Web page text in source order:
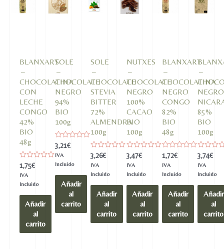
BLANXART
–
CHOCOLATINA
CON
LECHE
CONGO
42%
BIO
48g
Valorado
en
0
de
1,75€
IVA
Incluido
Añadir
al
carrito
SOLE
–
CHOCOLATE
NEGRO
94%
BIO
100g
Valorado
en
0
de
3,21€
IVA
Incluido
Añadir
al
carrito
SOLE
–
CHOCOLATE
STEVIA
BITTER
72%
ALMENDRA
100g
Valorado
en
0
de
3,26€
IVA
Incluido
Añadir
al
carrito
NUTXES
–
CHOCOLATE
NEGRO
100%
CACAO
BIO
100g
Valorado
en
0
de
3,47€
IVA
Incluido
Añadir
al
carrito
BLANXART
–
CHOCOLATINA
NEGRO
CONGO
82%
BIO
48g
Valorado
en
0
de
1,72€
IVA
Incluido
Añadir
al
carrito
–
NEGRO
85%
BIO
100g
Valorado
en
0
de
3,74€
IVA
Incluido
Añadir
al
carrito